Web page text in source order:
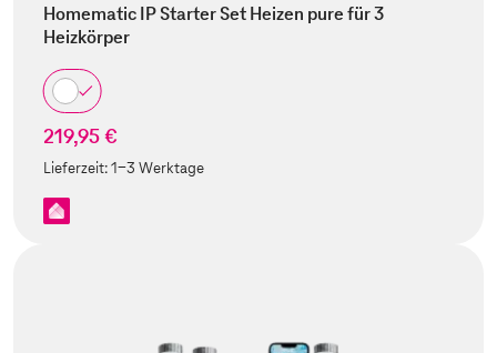
Homematic IP Starter Set Heizen pure für 3
Heizkörper
219,95 €
Lieferzeit:1-3 Werktage